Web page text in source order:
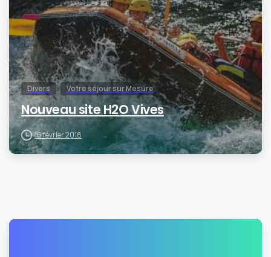
Divers Votre séjour sur Mesure
Nouveau site H2O Vives
16 février 2018